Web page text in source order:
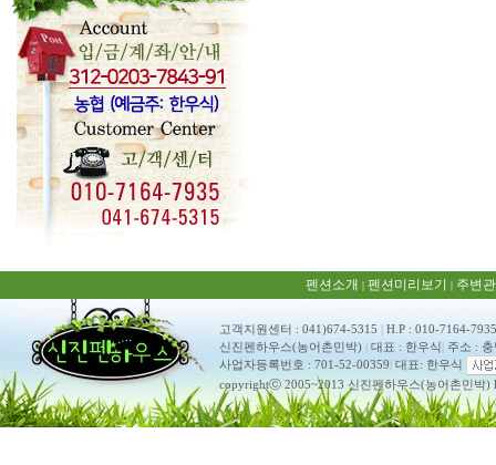
펜션소개 | 펜션미리보기 | 주변
고객지원센터 : 041)674-5315 | H.P : 010-7164-7935
신진펜하우스(농어촌민박) | 대표 : 한우식| 주소 :
사업자등록번호 : 701-52-00359 대표: 한우식
copyrightⓒ 2005~2013 신진펜하우스(농어촌민박)